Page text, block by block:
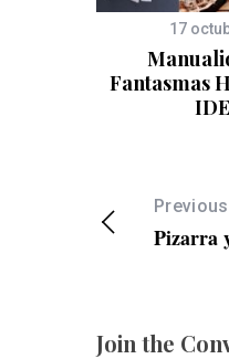
17
Fantasmas
Pizarra
Join the